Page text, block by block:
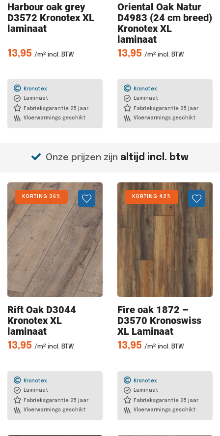
Harbour oak grey
D3572 Kronotex XL
laminaat
13,95 /m² incl. BTW
Kronotex
Laminaat
Fabrieksgarantie 25 jaar
Vloerwarmings geschikt
Oriental Oak Natur
D4983 (24 cm breed)
Kronotex XL
laminaat
13,95 /m² incl. BTW
Kronotex
Laminaat
Fabrieksgarantie 25 jaar
Vloerwarmings geschikt
Onze prijzen zijn altijd incl. btw
KORTING 36%
Rift Oak D3044
Kronotex XL
laminaat
13,95 /m² incl. BTW
Kronotex
Laminaat
Fabrieksgarantie 25 jaar
Vloerwarmings geschikt
KORTING 42%
Fire oak 1872 –
D3570 Kronoswiss
XL Laminaat
13,95 /m² incl. BTW
Kronotex
Laminaat
Fabrieksgarantie 25 jaar
Vloerwarmings geschikt